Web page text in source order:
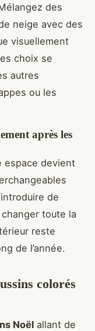
des
neige avec des
visuellement
choix se
autres
ou les
après les
espace devient
de
toute la
reste
de l’année.
colorés
Noël allant de